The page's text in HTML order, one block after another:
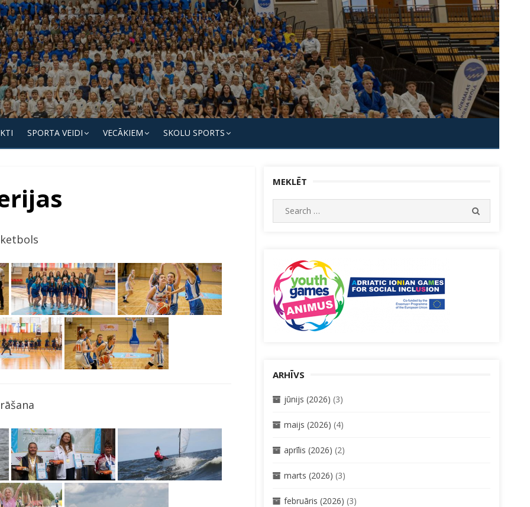
SPORTA VEIDI VECĀKIEM SKOLU SPORTS
MEKLĒT
Search
for:
ARHĪVS
jūnijs (2026) (3)
maijs (2026) (4)
aprīlis (2026) (2)
marts (2026) (3)
februāris (2026) (3)